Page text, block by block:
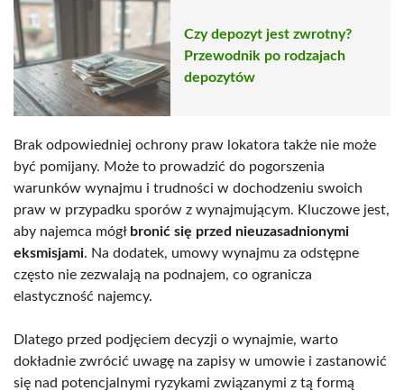
Czy depozyt jest zwrotny?
Przewodnik po rodzajach
depozytów
Brak odpowiedniej ochrony praw lokatora także nie może
być pomijany. Może to prowadzić do pogorszenia
warunków wynajmu i trudności w dochodzeniu swoich
praw w przypadku sporów z wynajmującym. Kluczowe jest,
aby najemca mógł bronić się przed nieuzasadnionymi
eksmisjami. Na dodatek, umowy wynajmu za odstępne
często nie zezwalają na podnajem, co ogranicza
elastyczność najemcy.
Dlatego przed podjęciem decyzji o wynajmie, warto
dokładnie zwrócić uwagę na zapisy w umowie i zastanowić
się nad potencjalnymi ryzykami związanymi z tą formą